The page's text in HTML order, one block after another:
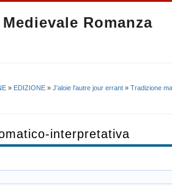
Romanza
» EDIZIONE » J'aloie l'autre jour errant » Tradizione
interpretativa